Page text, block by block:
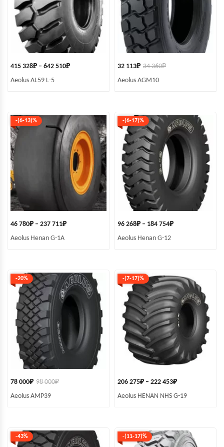
415 328₽ – 642 510₽
Aeolus AL59 L-5
34 360₽
32 113₽
Aeolus AGM10
-(6-13)%
46 780₽ – 237 711₽
Aeolus Henan G-1A
-(6-17)%
96 268₽ – 184 754₽
Aeolus Henan G-12
-20%
98 000₽
78 000₽
Aeolus AMP39
-(7-17)%
206 275₽ – 222 453₽
Aeolus HENAN NHS G-19
-43% -(11-17)%